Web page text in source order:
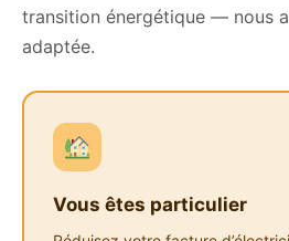
transition énergétique — nous
adaptée.
Vous êtes particulier